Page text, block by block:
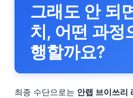
그래도 안 되
치, 어떤 과정
행할까요?
최종 수단으로는 안랩 브이쓰리